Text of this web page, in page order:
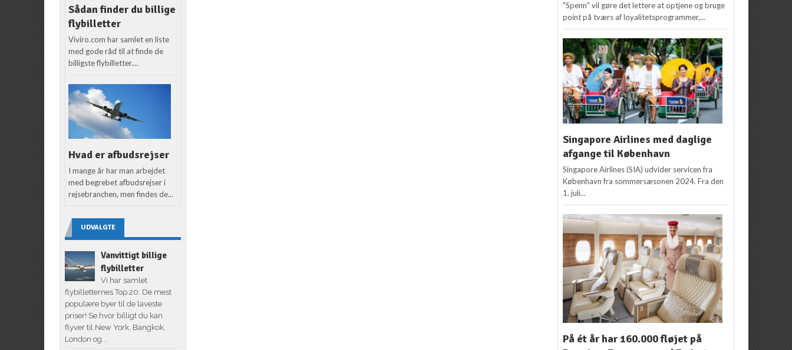
Sådan finder du billige
flybilletter
Viviro.com har samlet en liste
med gode råd til at finde de
billigste flybilletter....
Hvad er afbudsrejser
I mange år har man arbejdet
med begrebet afbudsrejser i
rejsebranchen, men findes de...
UDVALGTE
Vanvittigt billige
flybilletter
Vi har samlet
flybilletternes Top 20: De mest
populære byer til de laveste
priser! Se hvor billigt du kan
flyver til New York, Bangkok,
London og...
"Spenn" vil gøre det lettere at optjene og bruge
point på tværs af loyalitetsprogrammer,...
Singapore Airlines med daglige
afgange til København
Singapore Airlines (SIA) udvider servicen fra
København fra sommersæsonen 2024. Fra den
1. juli...
På ét år har 160.000 fløjet på